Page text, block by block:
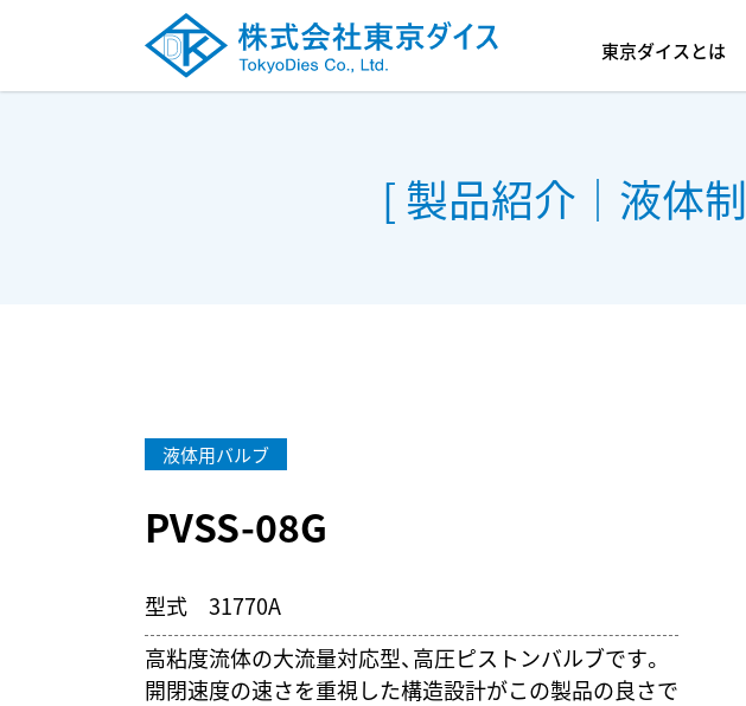
東京ダイスとは
研削加工
ロー付け
[ 製品紹介｜液体制
液体用バルブ
PVSS-08G
型式 31770A
高粘度流体の大流量対応型、高圧ピストンバルブです。
開閉速度の速さを重視した構造設計がこの製品の良さで